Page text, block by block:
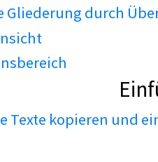
Gliederung durch
Texte kopieren und